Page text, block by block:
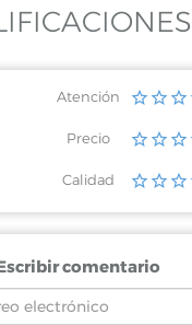
Atención
Precio
Calidad
comentario